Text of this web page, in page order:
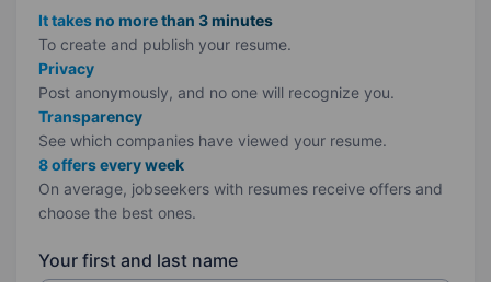
It takes no more than 3 minutes
To create and publish your resume.
Privacy
Post anonymously, and no one will recognize you.
Transparency
See which companies have viewed your resume.
8 offers every week
On average, jobseekers with resumes receive offers and
choose the best ones.
Your first and last name